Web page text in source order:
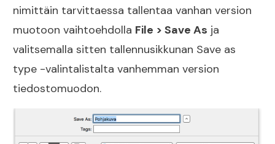
nimittäin tarvittaessa tallentaa vanhan version
muotoon vaihtoehdolla File > Save As ja
valitsemalla sitten tallennusikkunan Save as
type -valintalistalta vanhemman version
tiedostomuodon.